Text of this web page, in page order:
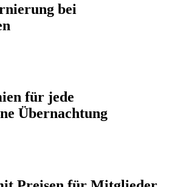
bei
für jede
Übernachtung